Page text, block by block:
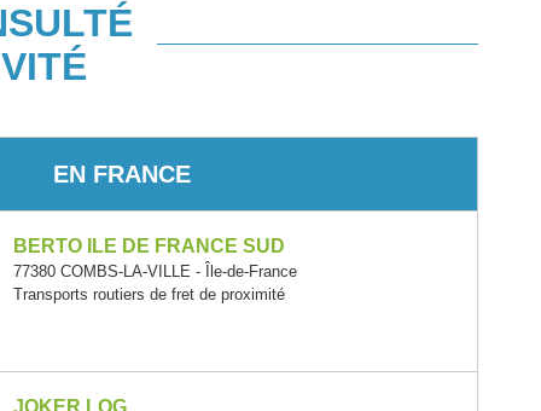
EN FRANCE
BERTO ILE DE FRANCE SUD
77380 COMBS-LA-VILLE - Île-de-France
Transports routiers de fret de proximité
JOKER LOG